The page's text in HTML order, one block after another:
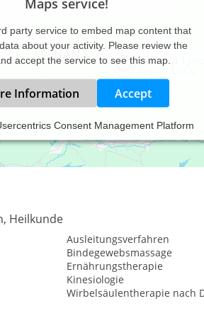
party service to embed map content that
about your activity. Please review the
accept the service to see this map.
Information Accept
Consent Management Platform
Heilkunde
Ausleitungsverfahren
Bindegewebsmassage
Ernährungstherapie
Kinesiologie
Wirbelsäulentherapie nach